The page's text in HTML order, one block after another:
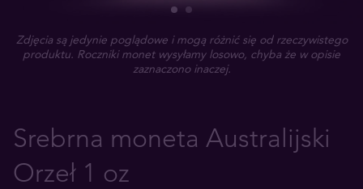
Zdjęcia są jedynie poglądowe i mogą różnić się od rzeczywistego
produktu. Roczniki monet wysyłamy losowo, chyba że w opisie
zaznaczono inaczej.
Srebrna moneta Australijski
Orzeł 1 oz